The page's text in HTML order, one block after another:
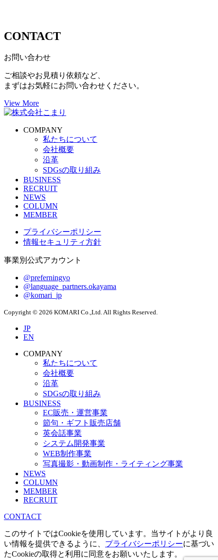
CONTACT
お問い合わせ
ご相談やお見積り依頼など、
まずはお気軽にお問い合わせください。
View More
COMPANY
私たちについて
会社概要
沿革
SDGsの取り組み
BUSINESS
RECRUIT
NEWS
COLUMN
MEMBER
プライバシーポリシー
情報セキュリティ方針
事業別公式アカウント
@preferningyo
@language_partners.okayama
@komari_jp
Copyright © 2026 KOMARI Co.,Ltd. All Rights Reserved.
JP
EN
COMPANY
私たちについて
会社概要
沿革
SDGsの取り組み
BUSINESS
EC販売・運営事業
節句・ギフト販売店舗
英会話事業
システム開発事業
WEB制作事業
写真撮影・動画制作・ライティング事業
NEWS
COLUMN
MEMBER
RECRUIT
CONTACT
このサイトではCookieを使用しています。当サイトがより良
い情報を提供できるように、 プライバシーポリシーに基づい
たCookieの取得と利用に同意をお願いいたします。